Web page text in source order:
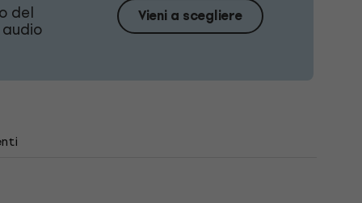
del Vieni a scegliere